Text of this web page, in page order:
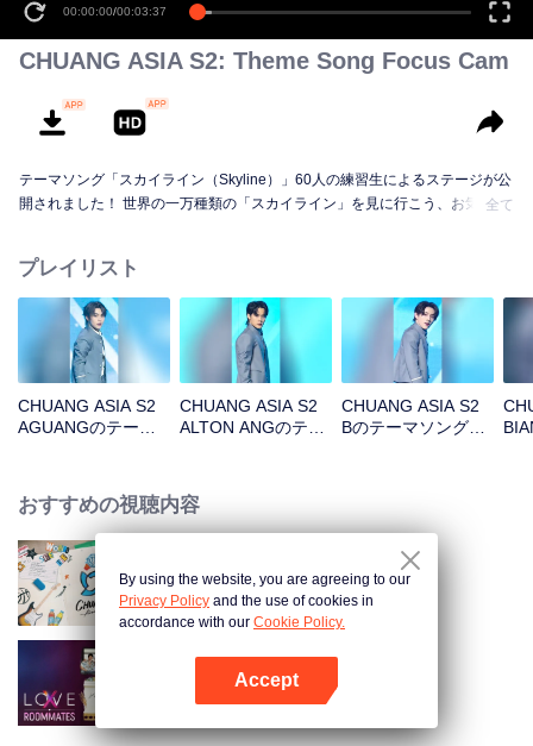
00:00:00/00:03:37
CHUANG ASIA S2: Theme Song Focus Cam
テーマソング「スカイライン（Skyline）」60人の練習生によるステージが公
開されました！ 世界の一万種類の「スカイライン」を見に行こう、お気に入
全て
プレイリスト
CHUANG ASIA S2
AGUANGのテーマ
CHUANG ASIA S2
ALTON ANGのテー
CHUANG ASIA S2
Bのテーマソングチ
おすすめの視聴内容
CHUANG ASIA S2
LOVE(X): ルームメイト
By using the website, you are agreeing to our
Privacy Policy and the use of cookies in
accordance with our Cookie Policy.
Accept